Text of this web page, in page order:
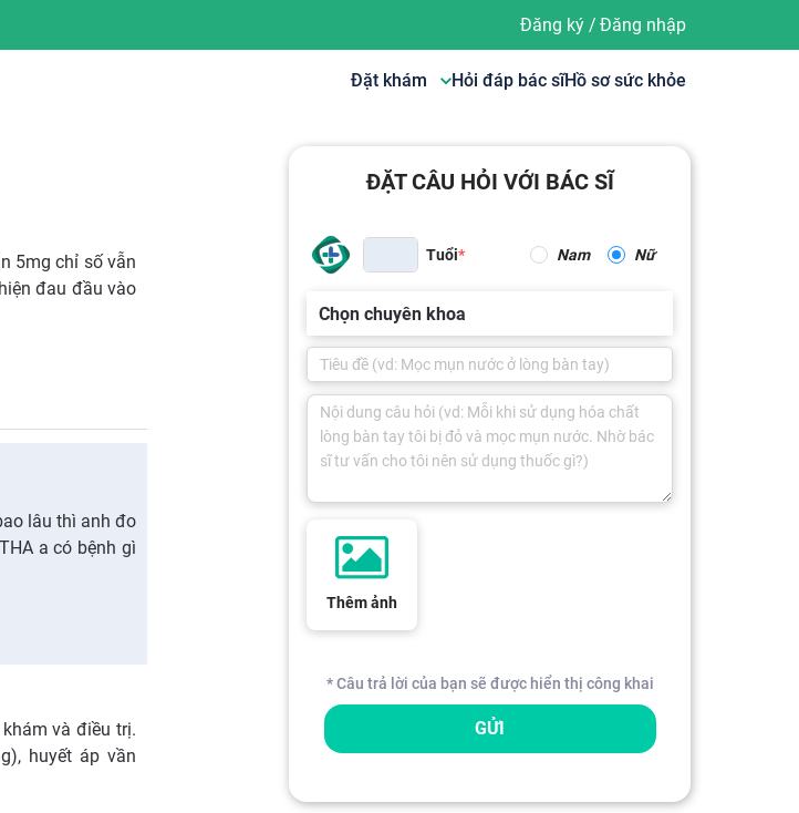
Đăng ký/ Đăng nhập
Đặt khám Hỏi đáp bác sĩHồ sơ sức khỏe
5mg chỉ số vẫn
đau đầu vào
lâu thì anh đo
a có bệnh gì
và điều trị.
huyết áp vần
ĐẶT CÂU HỎI VỚI BÁC SĨ
Tuổi Nam Nữ
Chọn chuyên khoa
Thêm ảnh
* Câu trả lời của bạn sẽ được hiển thị công khai
GỬI